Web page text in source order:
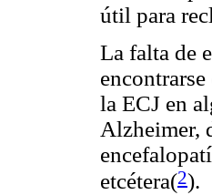
útil para
La falta de
la ECJ en
Alzheimer,
etcétera(2).